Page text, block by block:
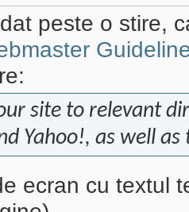
peste o stire,
site to relevant
Yahoo!, as well
ecran cu textul